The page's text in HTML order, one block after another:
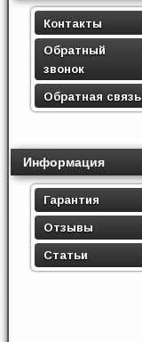
Контакты
Обратный
звонок
Обратная связь
Информация
Гарантия
Отзывы
Статьи